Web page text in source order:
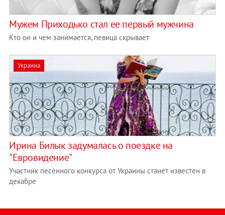
Мужем Приходько стал ее первый мужчина
Кто он и чем занимается, певица скрывает
Украина
Ирина Билык задумалась о поездке на
"Евровидение"
Участник песенного конкурса от Украины станет известен в
декабре